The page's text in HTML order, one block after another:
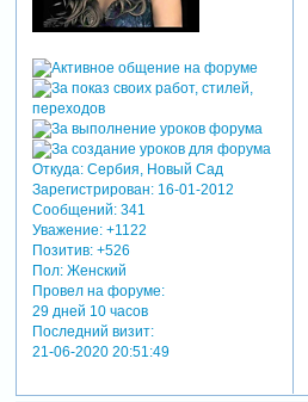
Откуда:Сербия, Новый Сад
Зарегистрирован: 16-01-2012
Сообщений:341
Уважение: +1122
Позитив: +526
Пол:Женский
Провел на форуме:
29 дней 10 часов
Последний визит:
21-06-2020 20:51:49